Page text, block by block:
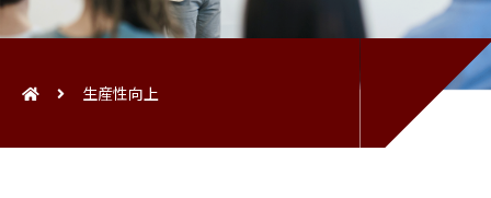
生産性向上